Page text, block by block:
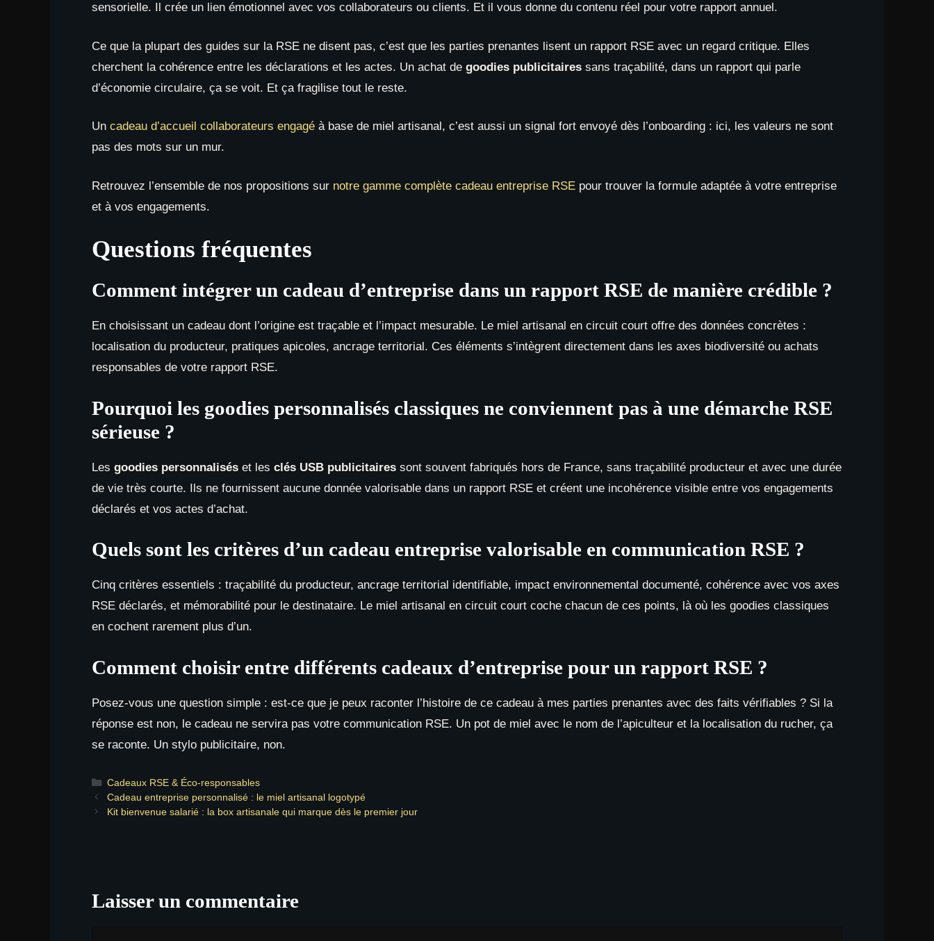
sensorielle. Il crée un lien émotionnel avec vos collaborateurs ou clients. Et il vous donne du contenu réel pour votre rapport annuel.
Ce que la plupart des guides sur la RSE ne disent pas, c’est que les parties prenantes lisent un rapport RSE avec un regard critique. Elles
cherchent la cohérence entre les déclarations et les actes. Un achat de goodies publicitaires sans traçabilité, dans un rapport qui parle
d’économie circulaire, ça se voit. Et ça fragilise tout le reste.
Un cadeau d’accueil collaborateurs engagé à base de miel artisanal, c’est aussi un signal fort envoyé dès l’onboarding : ici, les valeurs ne sont
pas des mots sur un mur.
Retrouvez l’ensemble de nos propositions sur notre gamme complète cadeau entreprise RSE pour trouver la formule adaptée à votre entreprise
et à vos engagements.
Questions fréquentes
Comment intégrer un cadeau d’entreprise dans un rapport RSE de manière crédible ?
En choisissant un cadeau dont l’origine est traçable et l’impact mesurable. Le miel artisanal en circuit court offre des données concrètes :
localisation du producteur, pratiques apicoles, ancrage territorial. Ces éléments s’intègrent directement dans les axes biodiversité ou achats
responsables de votre rapport RSE.
Pourquoi les goodies personnalisés classiques ne conviennent pas à une démarche RSE
sérieuse ?
Les goodies personnalisés et les clés USB publicitaires sont souvent fabriqués hors de France, sans traçabilité producteur et avec une durée
de vie très courte. Ils ne fournissent aucune donnée valorisable dans un rapport RSE et créent une incohérence visible entre vos engagements
déclarés et vos actes d’achat.
Quels sont les critères d’un cadeau entreprise valorisable en communication RSE ?
Cinq critères essentiels : traçabilité du producteur, ancrage territorial identifiable, impact environnemental documenté, cohérence avec vos axes
RSE déclarés, et mémorabilité pour le destinataire. Le miel artisanal en circuit court coche chacun de ces points, là où les goodies classiques
en cochent rarement plus d’un.
Comment choisir entre différents cadeaux d’entreprise pour un rapport RSE ?
Posez-vous une question simple : est-ce que je peux raconter l’histoire de ce cadeau à mes parties prenantes avec des faits vérifiables ? Si la
réponse est non, le cadeau ne servira pas votre communication RSE. Un pot de miel avec le nom de l’apiculteur et la localisation du rucher, ça
se raconte. Un stylo publicitaire, non.
Catégories
Cadeaux RSE & Éco-responsables
Cadeau entreprise personnalisé : le miel artisanal logotypé
Kit bienvenue salarié : la box artisanale qui marque dès le premier jour
Laisser un commentaire